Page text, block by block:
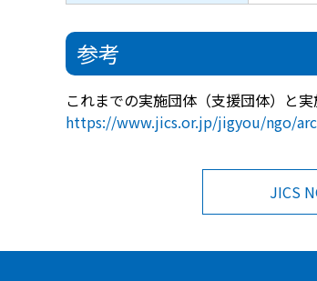
参考
これまでの実施団体（支援団体）と
https://www.jics.or.jp/jigyou/ngo/
JICS